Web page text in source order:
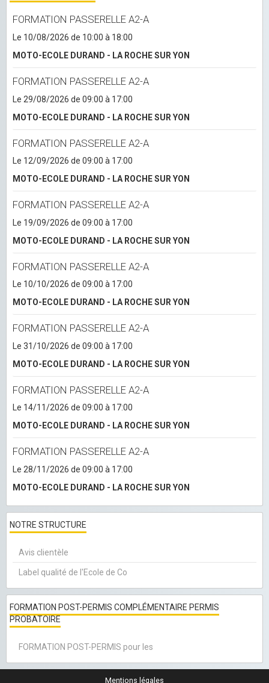
FORMATION PASSERELLE A2-A
Le 10/08/2026 de 10:00 à 18:00
MOTO-ECOLE DURAND - LA ROCHE SUR YON
FORMATION PASSERELLE A2-A
Le 29/08/2026 de 09:00 à 17:00
MOTO-ECOLE DURAND - LA ROCHE SUR YON
FORMATION PASSERELLE A2-A
Le 12/09/2026 de 09:00 à 17:00
MOTO-ECOLE DURAND - LA ROCHE SUR YON
FORMATION PASSERELLE A2-A
Le 19/09/2026 de 09:00 à 17:00
MOTO-ECOLE DURAND - LA ROCHE SUR YON
FORMATION PASSERELLE A2-A
Le 10/10/2026 de 09:00 à 17:00
MOTO-ECOLE DURAND - LA ROCHE SUR YON
FORMATION PASSERELLE A2-A
Le 31/10/2026 de 09:00 à 17:00
MOTO-ECOLE DURAND - LA ROCHE SUR YON
FORMATION PASSERELLE A2-A
Le 14/11/2026 de 09:00 à 17:00
MOTO-ECOLE DURAND - LA ROCHE SUR YON
FORMATION PASSERELLE A2-A
Le 28/11/2026 de 09:00 à 17:00
MOTO-ECOLE DURAND - LA ROCHE SUR YON
NOTRE STRUCTURE
Avis clientèle
Label qualité de l'Ecole de Co
FORMATION POST-PERMIS COMPLÉMENTAIRE PERMIS
PROBATOIRE
FORMATION POST-PERMIS pour les
Mentions légales